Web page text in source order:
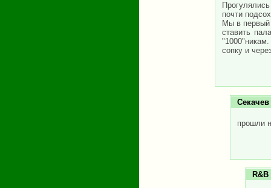
почти
Мы в первый
ставить
сопку и
прошли
R&B